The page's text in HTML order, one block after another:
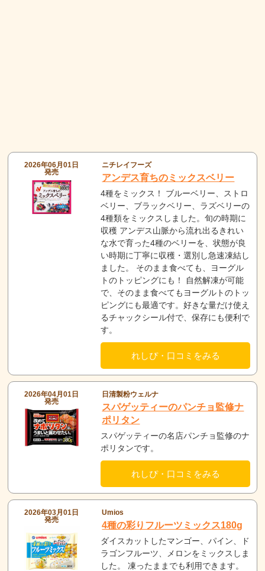
2026年06月01日
発売
ニチレイフーズ
アンデス育ちのミックスベリー
4種をミックス！ ブルーベリー、ストロ
ベリー、ブラックベリー、ラズベリーの
4種類をミックスしました。旬の時期に
収穫 アンデス山脈から流れ出るきれい
な水で育った4種のベリーを、状態が良
い時期に丁寧に収穫・選別し急速凍結し
ました。 そのまま食べても、ヨーグル
トのトッピングにも！ 自然解凍が可能
で、そのまま食べてもヨーグルトのトッ
ピングにも最適です。好きな量だけ使え
るチャックシール付で、保存にも便利で
す。
れしぴ・口コミをみる
2026年04月01日
発売
日清製粉ウェルナ
スパゲッティーのパンチョ監修ナ
ポリタン
スパゲッティーの名店パンチョ監修のナ
ポリタンです。
れしぴ・口コミをみる
2026年03月01日
発売
Umios
4種の彩りフルーツミックス180g
ダイスカットしたマンゴー、パイン、ド
ラゴンフルーツ、メロンをミックスしま
した。 凍ったままでも利用できます。